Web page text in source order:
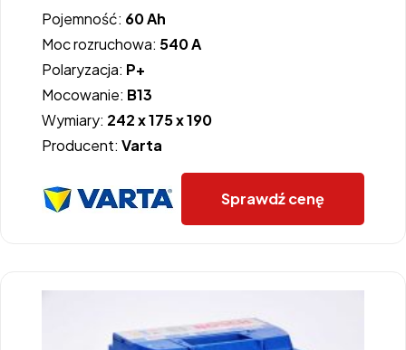
Pojemność: 60 Ah
Moc rozruchowa: 540 A
Polaryzacja: P+
Mocowanie: B13
Wymiary: 242 x 175 x 190
Producent: Varta
Sprawdź cenę